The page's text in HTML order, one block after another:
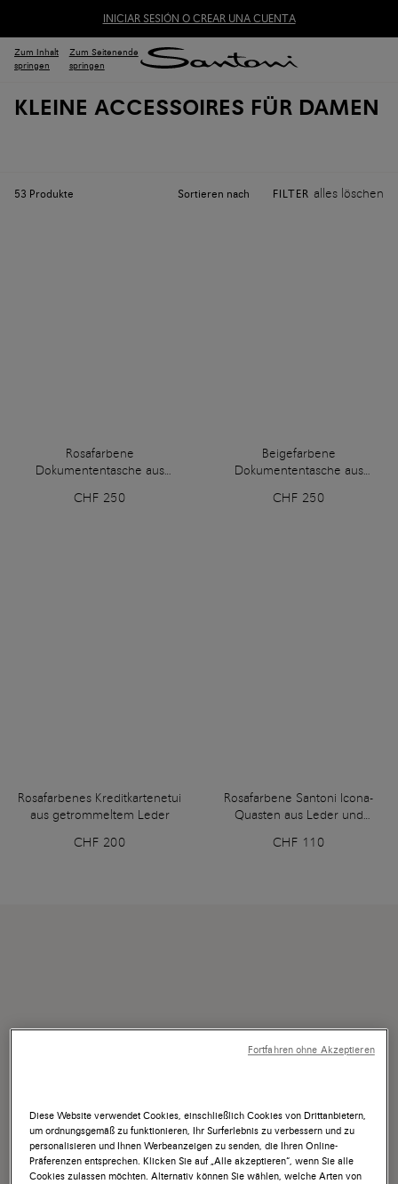
INICIAR SESIÓN O CREAR UNA CUENTA
Zum Inhalt
springen
Zum Seitenende
springen
KLEINE ACCESSOIRES FÜR DAMEN
53 Produkte Sortieren nach FILTER alles löschen
Rosafarbene
Dokumententasche aus
CHF 250
Beigefarbene
Dokumententasche aus
CHF 250
Rosafarbenes Kreditkartenetui
aus getrommeltem Leder
CHF 200
Rosafarbene Santoni Icona-
Quasten aus Leder und
Verarbeitung
CHF 110
Diese Website verwendet Cookies, einschließlich Cookies von Drittanbietern,
um ordnungsgemäß zu funktionieren, Ihr Surferlebnis zu verbessern und zu
personalisieren und Ihnen Werbeanzeigen zu senden, die Ihren Online-
Präferenzen entsprechen. Klicken Sie auf „Alle akzeptieren“, wenn Sie alle
Cookies zulassen möchten. Alternativ können Sie wählen, welche Arten von
Fortfahren ohne Akzeptieren